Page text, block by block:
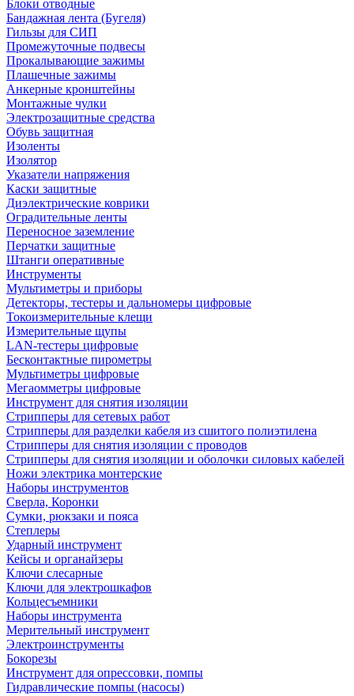
Блоки отводные
Бандажная лента (Бугеля)
Гильзы для СИП
Промежуточные подвесы
Прокалывающие зажимы
Плашечные зажимы
Анкерные кронштейны
Монтажные чулки
Электрозащитные средства
Обувь защитная
Изоленты
Изолятор
Указатели напряжения
Каски защитные
Диэлектрические коврики
Оградительные ленты
Переносное заземление
Перчатки защитные
Штанги оперативные
Инструменты
Мультиметры и приборы
Детекторы, тестеры и дальномеры цифровые
Токоизмерительные клещи
Измерительные щупы
LAN-тестеры цифровые
Бесконтактные пирометры
Мультиметры цифровые
Мегаомметры цифровые
Инструмент для снятия изоляции
Стрипперы для сетевых работ
Стрипперы для разделки кабеля из сшитого полиэтилена
Cтрипперы для снятия изоляции с проводов
Стрипперы для снятия изоляции и оболочки силовых кабелей
Ножи электрика монтерские
Наборы инструментов
Сверла, Коронки
Сумки, рюкзаки и пояса
Степлеры
Ударный инструмент
Кейсы и органайзеры
Ключи слесарные
Ключи для электрошкафов
Кольцесъемники
Наборы инструмента
Мерительный инструмент
Электроинструменты
Бокорезы
Инструмент для опрессовки, помпы
Гидравлические помпы (насосы)